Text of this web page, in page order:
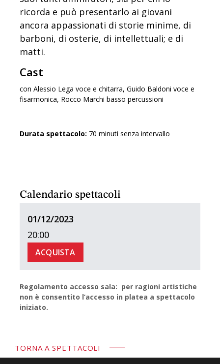
ricorda e può presentarlo ai giovani
ancora appassionati di storie minime, di
barboni, di osterie, di intellettuali; e di
matti.
Cast
con Alessio Lega voce e chitarra, Guido Baldoni voce e
fisarmonica, Rocco Marchi basso percussioni
Durata spettacolo: 70 minuti senza intervallo
Calendario spettacoli
01/12/2023
20:00
ACQUISTA
Regolamento accesso sala: per ragioni artistiche
non è consentito l’accesso in platea a spettacolo
iniziato.
TORNA A SPETTACOLI